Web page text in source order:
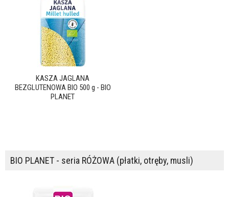
KASZA JAGLANA
BEZGLUTENOWA BIO 500 g - BIO
PLANET
BIO PLANET - seria RÓŻOWA (płatki, otręby, musli)